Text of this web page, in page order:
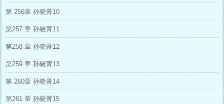
第 256章 孙晓菁10
第257 章 孙晓菁11
第258 章 孙晓菁12
第259 章 孙晓菁13
第 260章 孙晓菁14
第261 章 孙晓菁15